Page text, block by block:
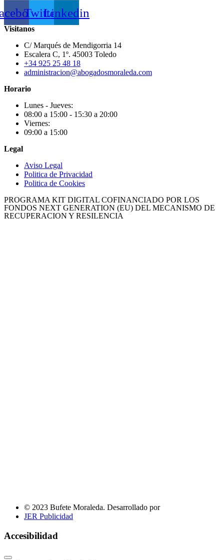
TwitterLinkedin
Visitanos
C/ Marqués de Mendigorria 14
Escalera C, 1º. 45003 Toledo
+34 925 25 48 18
administracion@abogadosmoraleda.com
Horario
Lunes - Jueves:
08:00 a 15:00 - 15:30 a 20:00
Viernes:
09:00 a 15:00
Legal
Aviso Legal
Politica de Privacidad
Politica de Cookies
PROGRAMA KIT DIGITAL COFINANCIADO POR LOS
FONDOS NEXT GENERATION (EU) DEL MECANISMO DE
RECUPERACION Y RESILENCIA
© 2023 Bufete Moraleda. Desarrollado por
JER Publicidad
Accesibilidad